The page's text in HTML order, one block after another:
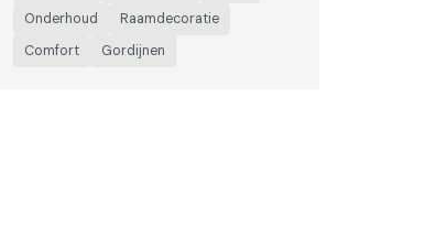
Onderhoud
Raamdecoratie
Comfort
Gordijnen